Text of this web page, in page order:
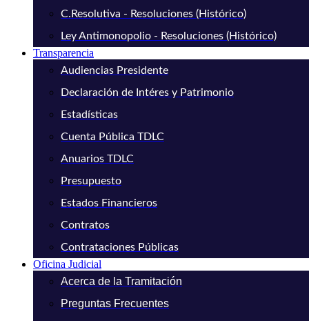
C.Resolutiva - Resoluciones (Histórico)
Ley Antimonopolio - Resoluciones (Histórico)
Transparencia
Audiencias Presidente
Declaración de Intéres y Patrimonio
Estadísticas
Cuenta Pública TDLC
Anuarios TDLC
Presupuesto
Estados Financieros
Contratos
Contrataciones Públicas
Oficina Judicial
Acerca de la Tramitación
Preguntas Frecuentes